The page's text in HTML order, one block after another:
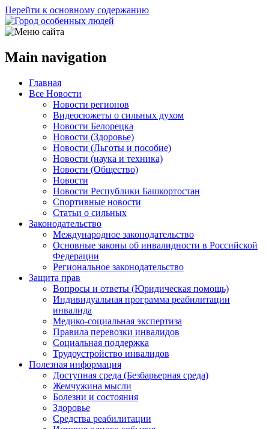
Перейти к основному содержанию
Main navigation
Главная
Все Новости
Новости регионов
Видеосюжеты о сильных духом
Новости Белорецка
Новости (Здоровье)
Новости (Льготы и пособие)
Новости (наука и техника)
Новости (Общество)
Новости
Новости Республики Башкортостан
Спортивные новости
Статьи о сильных
Законодательство
Международное законодательство
Основные законы об инвалидности в Российской
Федерации
Региональное законодательство
Защита прав
Вопросы и ответы (Юридическая помощь)
Индивидуальная программа реабилитации
инвалида
Медико-социальная экспертиза
Правила перевозки инвалидов
Социальная поддержка
Трудоустройство инвалидов
Полезная информация
Доступная среда (Безбарьерная среда)
Жемчужина мысли
Болезни и состояния
Здоровье
Средства реабилитации